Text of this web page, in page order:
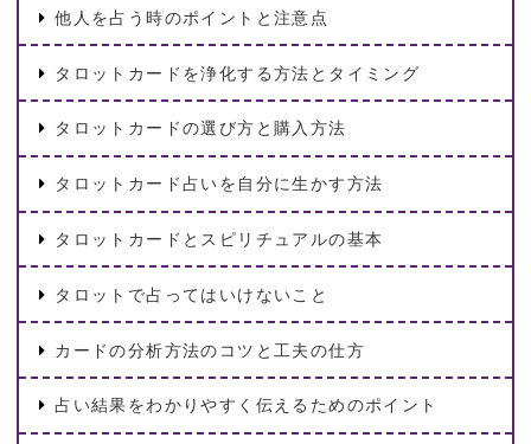
他人を占う時のポイントと注意点
タロットカードを浄化する方法とタイミング
タロットカードの選び方と購入方法
タロットカード占いを自分に生かす方法
タロットカードとスピリチュアルの基本
タロットで占ってはいけないこと
カードの分析方法のコツと工夫の仕方
占い結果をわかりやすく伝えるためのポイント